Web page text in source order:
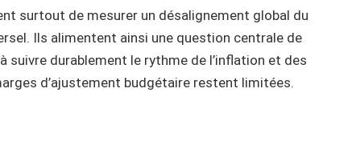
surtout de mesurer un désalignement global du
Ils alimentent ainsi une question centrale de
durablement le rythme de l’inflation et des
d’ajustement budgétaire restent limitées.